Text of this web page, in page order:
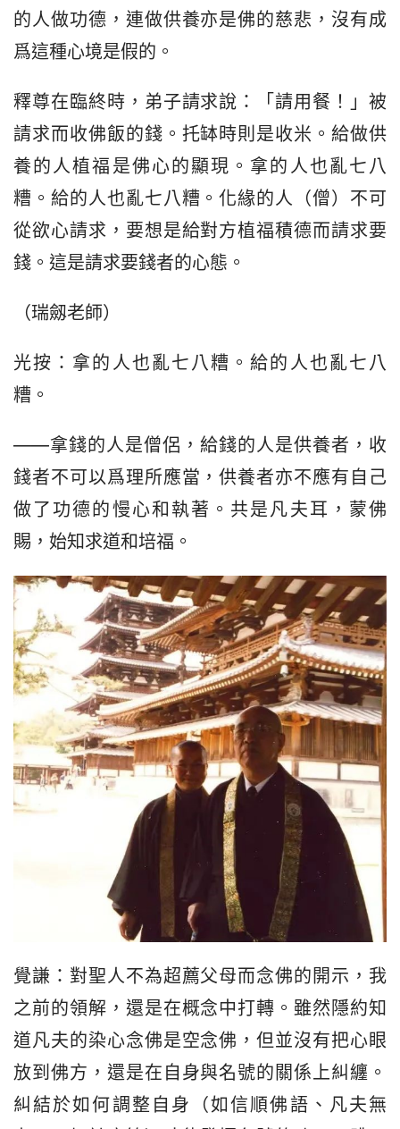
的人做功德，連做供養亦是佛的慈悲，沒有成
爲這種心境是假的。
釋尊在臨終時，弟子請求說：「請用餐！」被
請求而收佛飯的錢。托缽時則是收米。給做供
養的人植福是佛心的顯現。拿的人也亂七八
糟。給的人也亂七八糟。化緣的人（僧）不可
從欲心請求，要想是給對方植福積德而請求要
錢。這是請求要錢者的心態。
（瑞劔老師）
光按：拿的人也亂七八糟。給的人也亂七八
糟。
——拿錢的人是僧侶，給錢的人是供養者，收
錢者不可以爲理所應當，供養者亦不應有自己
做了功德的慢心和執著。共是凡夫耳，蒙佛
賜，始知求道和培福。
覺謙：對聖人不為超薦父母而念佛的開示，我
之前的領解，還是在概念中打轉。雖然隱約知
道凡夫的染心念佛是空念佛，但並沒有把心眼
放到佛方，還是在自身與名號的關係上糾纏。
糾結於如何調整自身（如信順佛語、凡夫無